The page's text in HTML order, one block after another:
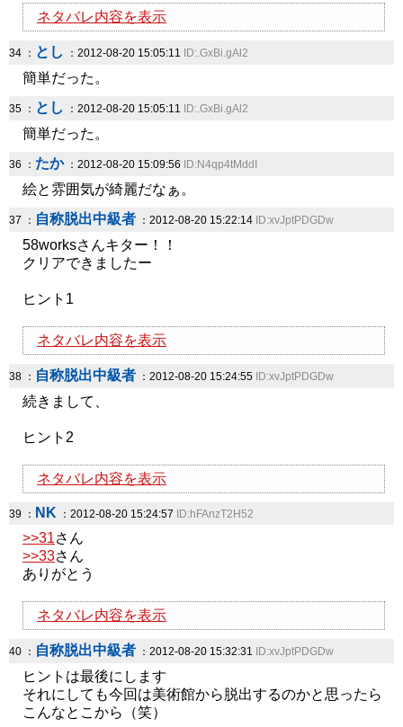
ネタバレ内容を表示
34 ： とし ：2012-08-20 15:05:11 ID:.GxBi.gAl2
簡単だった。
35 ： とし ：2012-08-20 15:05:11 ID:.GxBi.gAl2
簡単だった。
36 ： たか：2012-08-20 15:09:56 ID:N4qp4tMddI
絵と雰囲気が綺麗だなぁ。
37 ： 自称脱出中級者 ：2012-08-20 15:22:14 ID:xvJptPDGDw
58worksさんキター！！
クリアできましたー
ヒント1
ネタバレ内容を表示
38 ： 自称脱出中級者 ：2012-08-20 15:24:55 ID:xvJptPDGDw
続きまして、
ヒント2
ネタバレ内容を表示
39 ： NK ：2012-08-20 15:24:57 ID:hFAnzT2H52
>>31さん
>>33さん
ありがとう
ネタバレ内容を表示
40 ： 自称脱出中級者 ：2012-08-20 15:32:31 ID:xvJptPDGDw
ヒントは最後にします
それにしても今回は美術館から脱出するのかと思ったら
こんなとこから（笑）